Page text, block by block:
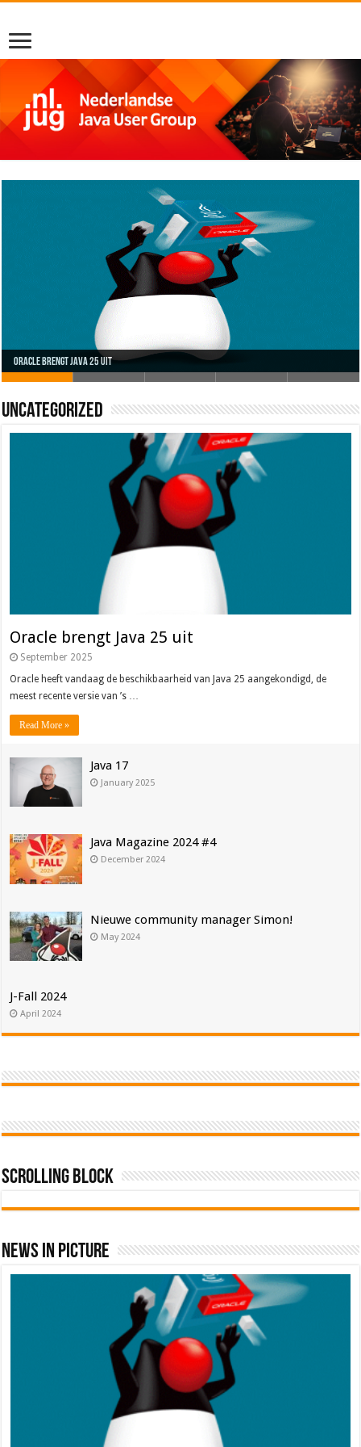
Nieuwe community manager Simon!
Uncategorized
Oracle brengt Java 25 uit
September 2025
Oracle heeft vandaag de beschikbaarheid van Java 25 aangekondigd, de
meest recente versie van ’s …
Read More »
Java 17
January 2025
Java Magazine 2024 #4
December 2024
Nieuwe community manager Simon!
May 2024
J-Fall 2024
April 2024
Scrolling Block
News In Picture